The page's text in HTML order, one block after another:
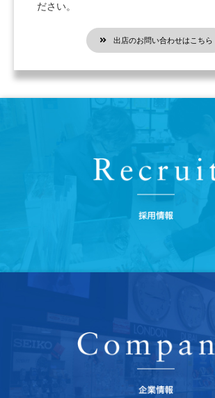
ださい。
出店のお問い合わせはこちら